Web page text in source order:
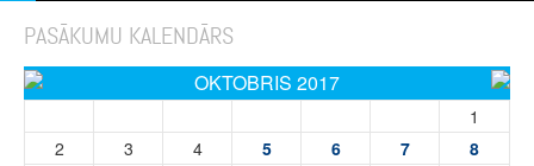
PASĀKUMU KALENDĀRS
OKTOBRIS 2017
1
2
3 4 5 6 7
8